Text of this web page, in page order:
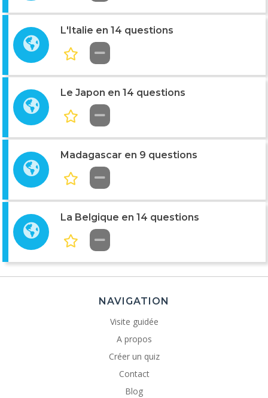
L'Italie en 14 questions
Le Japon en 14 questions
Madagascar en 9 questions
La Belgique en 14 questions
NAVIGATION
Visite guidée
A propos
Créer un quiz
Contact
Blog